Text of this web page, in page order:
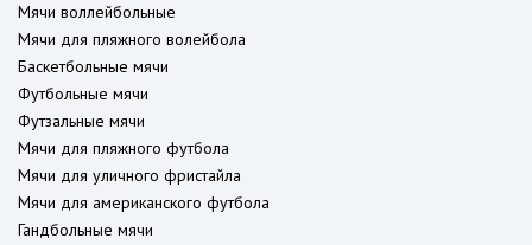
Мячи воллейбольные
Мячи для пляжного волейбола
Баскетбольные мячи
Футбольные мячи
Футзальные мячи
Мячи для пляжного футбола
Мячи для уличного фристайла
Мячи для американского футбола
Гандбольные мячи